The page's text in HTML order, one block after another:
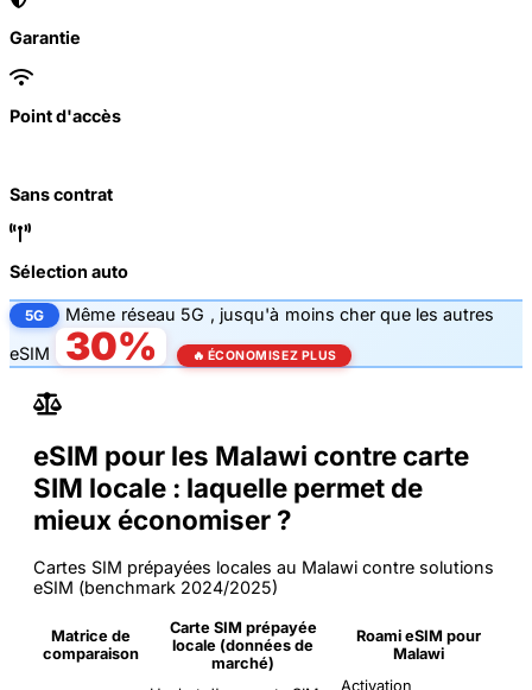
Garantie
Point d'accès
Sans contrat
Sélection auto
5G Même réseau 5G , jusqu'à moins cher que les autres
eSIM
30% 🔥 ÉCONOMISEZ PLUS
eSIM pour les Malawi contre carte
SIM locale : laquelle permet de
mieux économiser ?
Cartes SIM prépayées locales au Malawi contre solutions
eSIM (benchmark 2024/2025)
Matrice de
comparaison
Carte SIM prépayée
locale (données de
marché)
Roami eSIM pour
Malawi
Activation